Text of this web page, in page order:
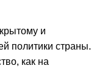
и
политики страны.
как на